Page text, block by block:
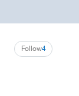
4
Follow